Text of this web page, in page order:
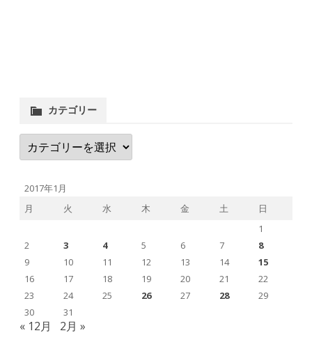
カテゴリー
カ
テ
ゴ
ー
2017年1月
月
火 水 木 金 土
日
1
2
3 4 5 6 7
8
9
10 11 12 13 14
15
16
17 18 19 20 21
22
23
24 25 26 27 28
29
30
31
« 12月 2月 »